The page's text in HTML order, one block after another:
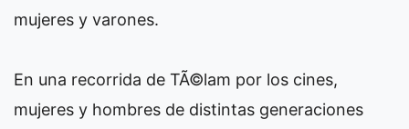
mujeres y varones.
En una recorrida de TÃ©lam por los cines,
mujeres y hombres de distintas generaciones